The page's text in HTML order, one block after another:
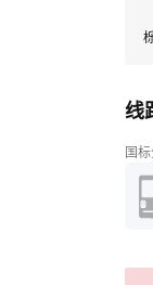
线
国